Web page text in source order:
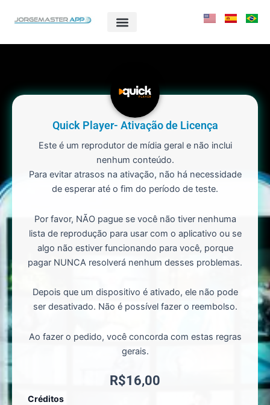
para
Quick Player- Ativação de Licença
Este é um reprodutor de mídia geral e não inclui
nenhum conteúdo.
Para evitar atrasos na ativação, não há necessidade
de esperar até o fim do período de teste.
Por favor, NÃO pague se você não tiver nenhuma
lista de reprodução para usar com o aplicativo ou se
algo não estiver funcionando para você, porque
pagar NUNCA resolverá nenhum desses problemas.
Depois que um dispositivo é ativado, ele não pode
ser desativado. Não é possível fazer o reembolso.
Ao fazer o pedido, você concorda com estas regras
gerais.
R$16,00
Créditos
Quick